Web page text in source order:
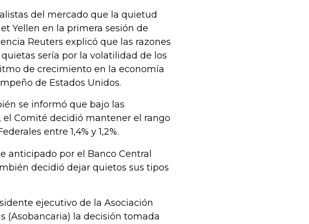
del mercado que la quietud
Yellen en la primera sesión de
Reuters explicó que las razones
sería por la volatilidad de los
de crecimiento en la economía
de Estados Unidos.
se informó que bajo las
Comité decidió mantener el rango
entre 1,4% y 1,2%.
anticipado por el Banco Central
decidió dejar quietos sus tipos
ejecutivo de la Asociación
(Asobancaria) la decisión tomada